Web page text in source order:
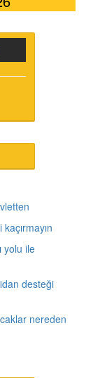
yolu ile
desteği
nereden